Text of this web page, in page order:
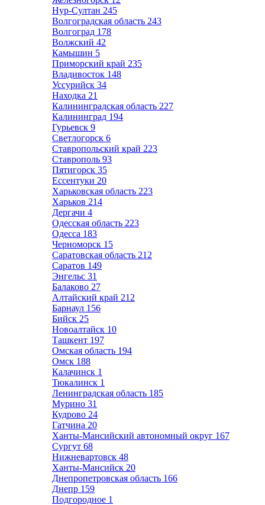
Нур-Султан 245
Волгоградская область 243
Волгоград 178
Волжский 42
Камышин 5
Приморский край 235
Владивосток 148
Уссурийск 34
Находка 21
Калининградская область 227
Калининград 194
Гурьевск 9
Светлогорск 6
Ставропольский край 223
Ставрополь 93
Пятигорск 35
Ессентуки 20
Харьковская область 223
Харьков 214
Дергачи 4
Одесская область 223
Одесса 183
Черноморск 15
Саратовская область 212
Саратов 149
Энгельс 31
Балаково 27
Алтайский край 212
Барнаул 156
Бийск 25
Новоалтайск 10
Ташкент 197
Омская область 194
Омск 188
Калачинск 1
Тюкалинск 1
Ленинградская область 185
Мурино 31
Кудрово 24
Гатчина 20
Ханты-Мансийский автономный округ 167
Сургут 68
Нижневартовск 48
Ханты-Мансийск 20
Днепропетровская область 166
Днепр 159
Подгородное 1